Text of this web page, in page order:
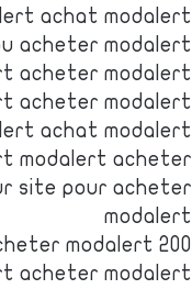
achat modalert
acheter modalert
acheter modalert
acheter modalert
achat modalert
modalert acheter
site pour acheter
modalert
modalert 200
acheter modalert